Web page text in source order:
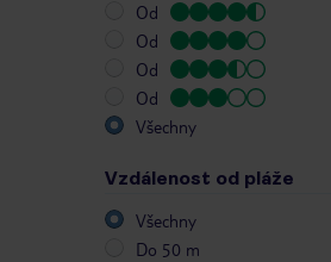
Od
Od
Od
Od
Všechny
Vzdálenost od pláže
Všechny
Do 50 m